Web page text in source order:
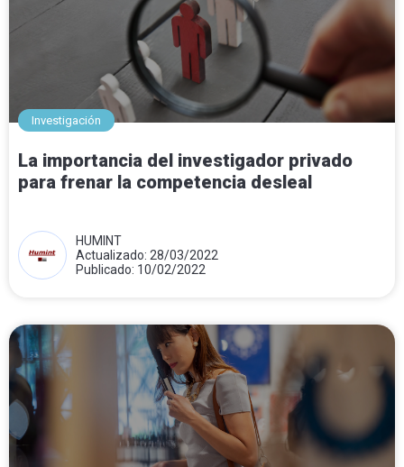
Investigación
La importancia del investigador privado
para frenar la competencia desleal
HUMINT
Actualizado: 28/03/2022
Publicado: 10/02/2022